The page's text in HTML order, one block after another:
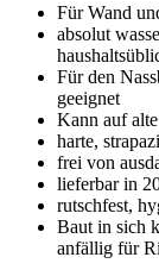
Für Wand
absolut
Für den
geeignet
Kann auf
harte,
frei von
lieferbar in
rutschfest,
Baut in sich
anfällig für